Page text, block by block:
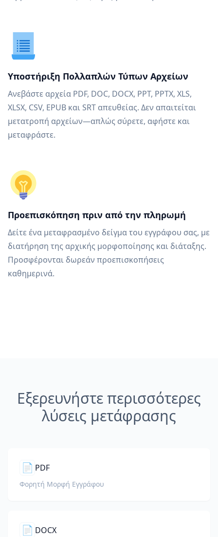
Υποστήριξη Πολλαπλών Τύπων Αρχείων
Ανεβάστε αρχεία PDF, DOC, DOCX, PPT, PPTX, XLS,
XLSX, CSV, EPUB και SRT απευθείας. Δεν απαιτείται
μετατροπή αρχείων—απλώς σύρετε, αφήστε και
μεταφράστε.
Προεπισκόπηση πριν από την πληρωμή
Δείτε ένα μεταφρασμένο δείγμα του εγγράφου σας, με
διατήρηση της αρχικής μορφοποίησης και διάταξης.
Προσφέρονται δωρεάν προεπισκοπήσεις
καθημερινά.
Εξερευνήστε περισσότερες
λύσεις μετάφρασης
📄 PDF
Φορητή Μορφή Εγγράφου
📄 DOCX